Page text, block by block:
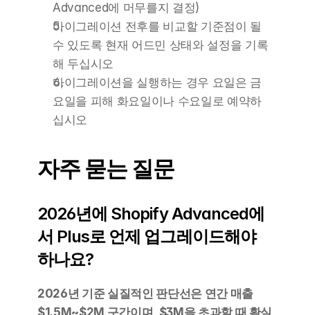
Advanced에 머무를지 결정)
마이그레이션 전후를 비교할 기준점이 될
수 있도록 현재 어드민 상태와 설정을 기록
해 두십시오
마이그레이션을 실행하는 경우 요일은 금
요일을 피해 화요일이나 수요일로 예약하
십시오
자주 묻는 질문
2026년에 Shopify Advanced에
서 Plus로 언제 업그레이드해야
하나요?
2026년 기준 실질적인 판단선은 연간 매출